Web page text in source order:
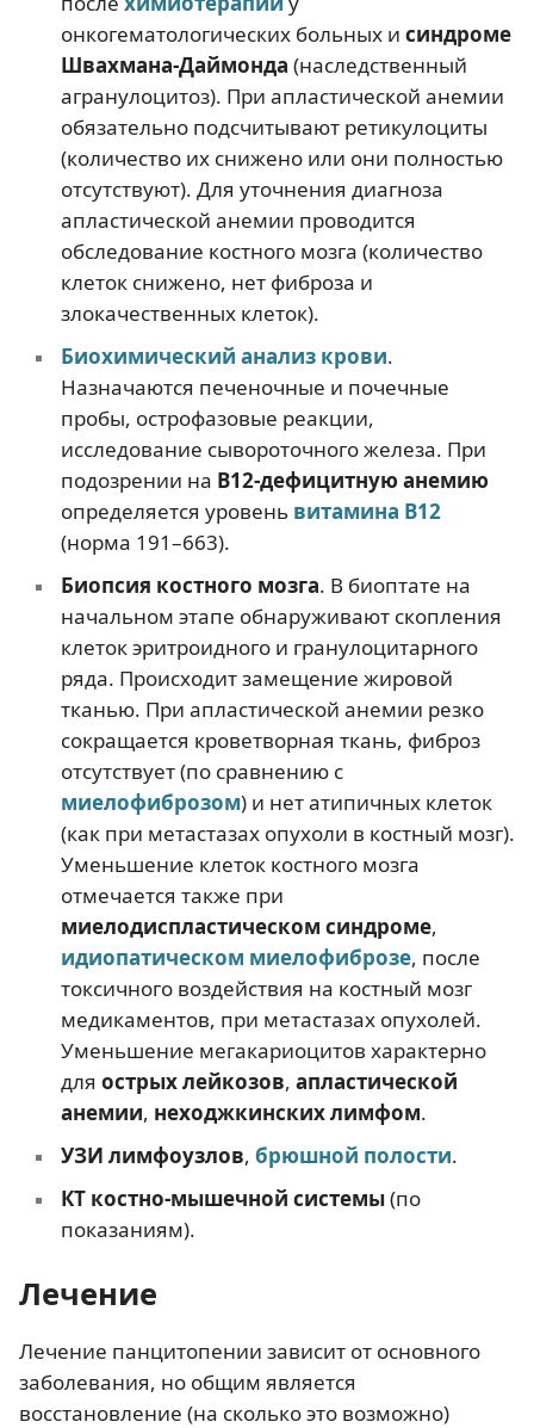
онкогематологических больных и синдроме
Швахмана-Даймонда (наследственный
агранулоцитоз). При апластической анемии
обязательно подсчитывают ретикулоциты
(количество их снижено или они полностью
отсутствуют). Для уточнения диагноза
апластической анемии проводится
обследование костного мозга (количество
клеток снижено, нет фиброза и
злокачественных клеток).
Биохимический анализ крови.
Назначаются печеночные и почечные
пробы, острофазовые реакции,
исследование сывороточного железа. При
подозрении на В12-дефицитную анемию
определяется уровень витамина В12
(норма 191–663).
Биопсия костного мозга. В биоптате на
начальном этапе обнаруживают скопления
клеток эритроидного и гранулоцитарного
ряда. Происходит замещение жировой
тканью. При апластической анемии резко
сокращается кроветворная ткань, фиброз
отсутствует (по сравнению с
миелофиброзом) и нет атипичных клеток
(как при метастазах опухоли в костный мозг).
Уменьшение клеток костного мозга
отмечается также при
миелодиспластическом синдроме,
идиопатическом миелофиброзе, после
токсичного воздействия на костный мозг
медикаментов, при метастазах опухолей.
Уменьшение мегакариоцитов характерно
для острых лейкозов, апластической
анемии, неходжкинских лимфом.
УЗИ лимфоузлов, брюшной полости.
КТ костно-мышечной системы(по
показаниям).
Лечение
Лечение панцитопении зависит от основного
заболевания, но общим является
восстановление (на сколько это возможно)